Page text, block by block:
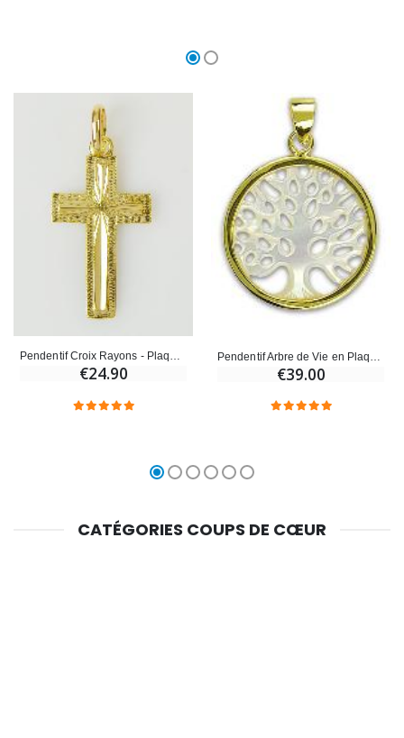
€24.90 €39.00
CATÉGORIES COUPS DE CŒUR